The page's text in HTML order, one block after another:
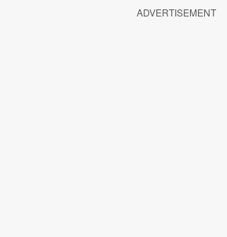
ADVERTISEMENT